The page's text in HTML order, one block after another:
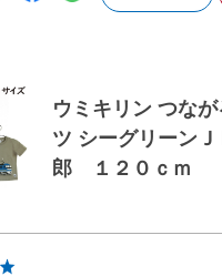
ウミキリン つな
ツ シーグリーン
郎 １２０ｃｍ